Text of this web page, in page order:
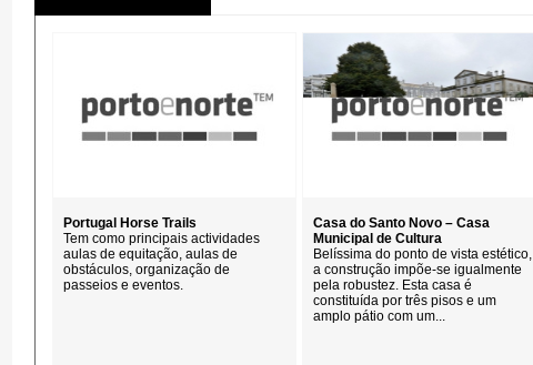
Portugal Horse Trails
Tem como principais actividades
aulas de equitação, aulas de
obstáculos, organização de
passeios e eventos.
Casa do Santo Novo – Casa
Municipal de Cultura
Belíssima do ponto de vista estético,
a construção impõe-se igualmente
pela robustez. Esta casa é
constituída por três pisos e um
amplo pátio com um...